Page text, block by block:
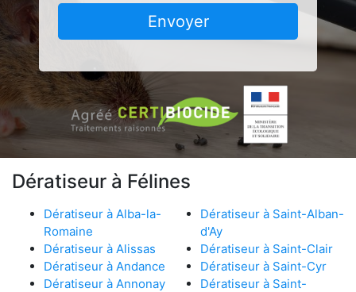
Envoyer
Dératiseur à Félines
Dératiseur à Alba-la-
Romaine
Dératiseur à Alissas
Dératiseur à Andance
Dératiseur à Annonay
Dératiseur à Saint-Alban-
d'Ay
Dératiseur à Saint-Clair
Dératiseur à Saint-Cyr
Dératiseur à Saint-